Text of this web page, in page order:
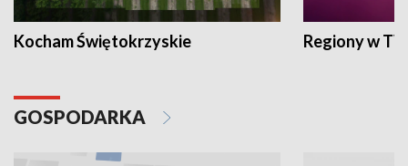
Kocham Świętokrzyskie Regiony w
GOSPODARKA